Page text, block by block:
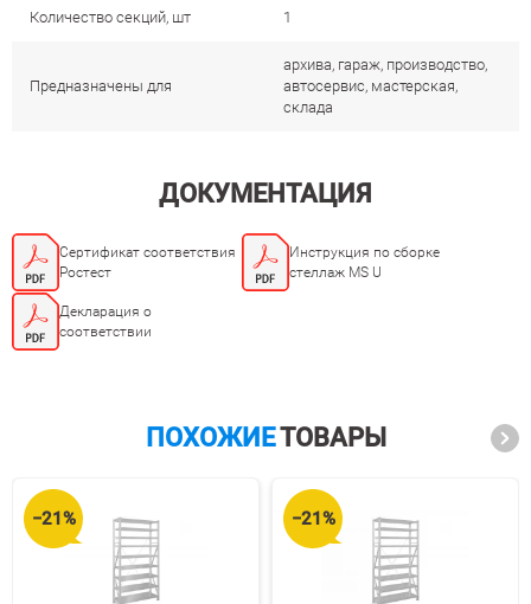
Количество секций, шт 1
Предназначены для
архива, гараж, производство,
автосервис, мастерская,
склада
ДОКУМЕНТАЦИЯ
Сертификат соответствия
Ростест
Инструкция по сборке
стеллаж MS U
Декларация о
соответствии
ПОХОЖИЕТОВАРЫ
−21% −21%